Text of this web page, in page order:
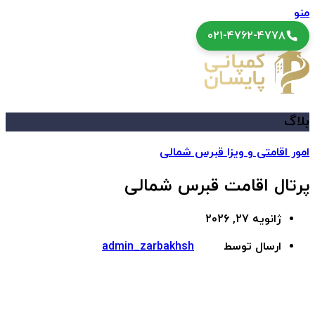
منو
۰۲۱-۴۷۶۲-۴۷۷۸
بلاگ
امور اقامتی و ویزا قبرس شمالی
پرتال اقامت قبرس شمالی
ژانویه 27, 2026
ارسال توسط
admin_zarbakhsh